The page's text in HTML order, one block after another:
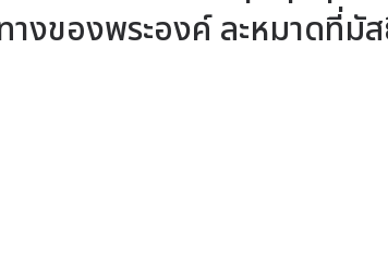
ของพระองค์ ละหมาดที่มัส